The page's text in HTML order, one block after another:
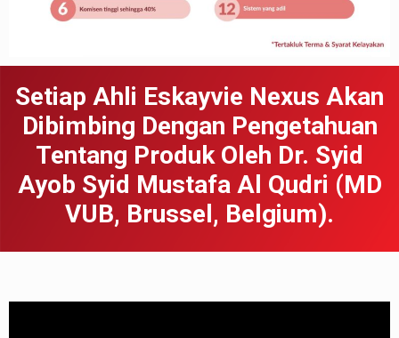
Setiap Ahli Eskayvie Nexus Akan
Dibimbing Dengan Pengetahuan
Tentang Produk Oleh Dr. Syid
Ayob Syid Mustafa Al Qudri (MD
VUB, Brussel, Belgium).